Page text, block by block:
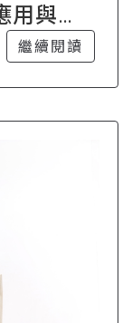
與挑
繼續閱讀